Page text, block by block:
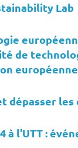
Lab
de
européenne
dépasser les
à l'UTT :